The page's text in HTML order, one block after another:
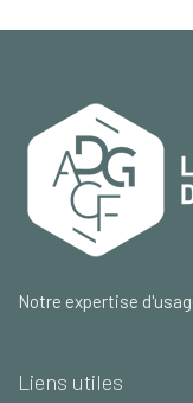
Notre expertise
Liens utiles